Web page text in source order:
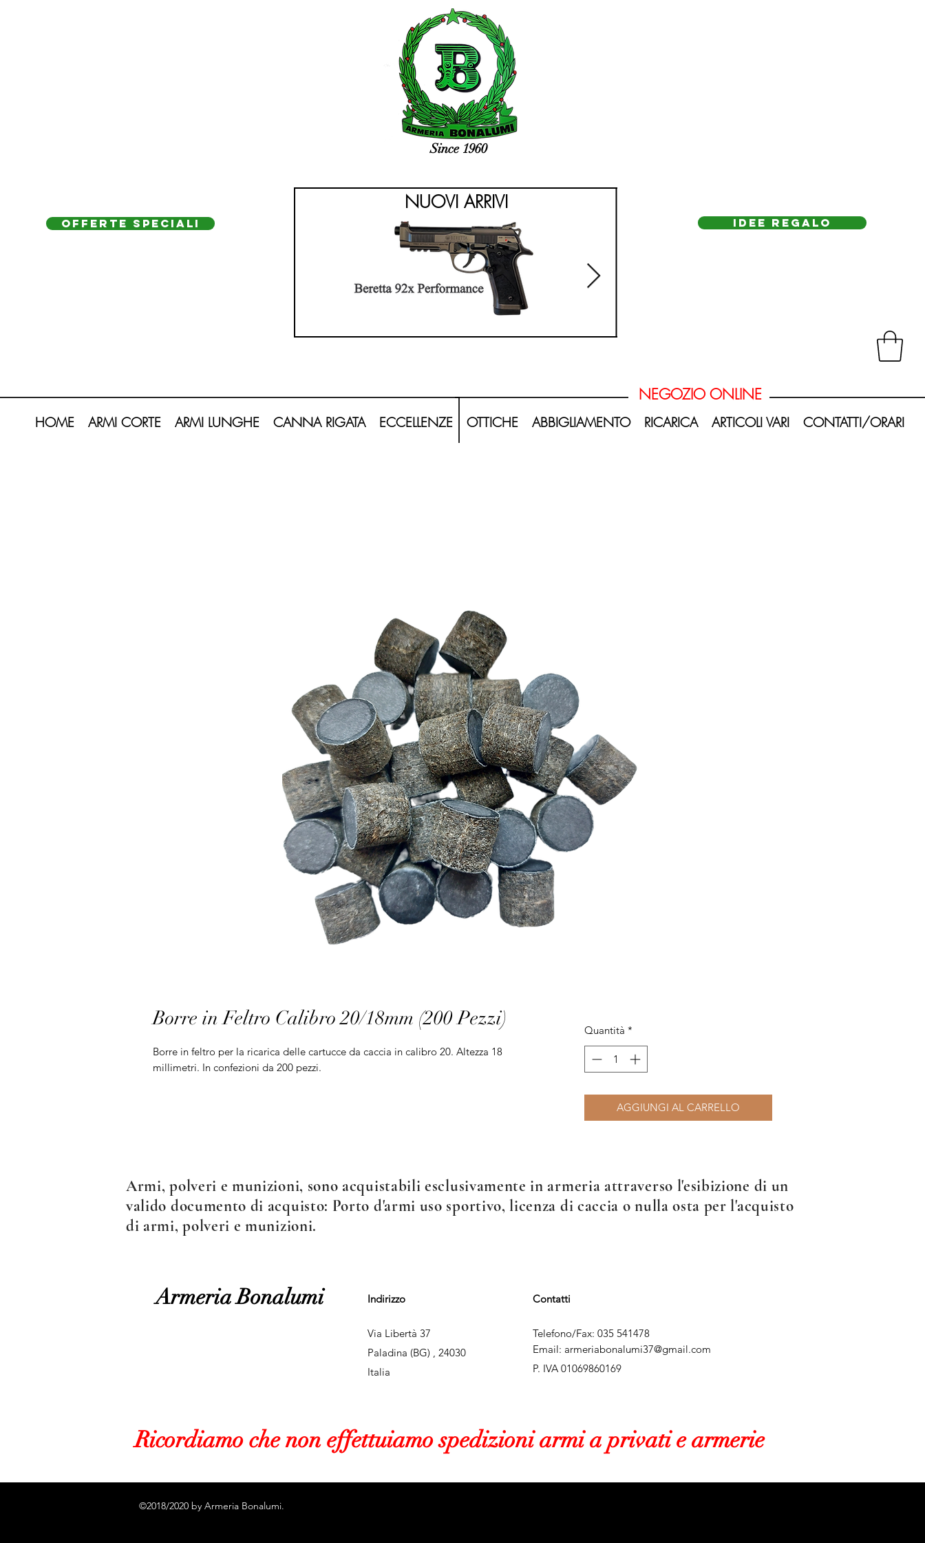
Since 1960
NUOVI ARRIVI
OFFERTE SPECIALI
20251008_181047-Photoroom.png
IDEE REGAlo
NEGOZIO ONLINE
HOME ARMI CORTE ARMI LUNGHE CANNA RIGATA ECCELLENZE OTTICHE ABBIGLIAMENTO RICARICA ARTICOLI VARI CONTATTI/ORARI
Borre in Feltro Calibro 20/18mm (200 Pezzi)
Borre in feltro per la ricarica delle cartucce da caccia in calibro 20. Altezza 18
millimetri. In confezioni da 200 pezzi.
Quantità *
AGGIUNGI AL CARRELLO
Armi, polveri e munizioni, sono acquistabili esclusivamente in armeria attraverso l'esibizione di un
valido documento di acquisto: Porto d'armi uso sportivo, licenza di caccia o nulla osta per l'acquisto
di armi, polveri e munizioni.
Armeria Bonalumi Indirizzo
Via Libertà 37
Paladina (BG) , 24030
Italia
Contatti
Email: armeriabonalumi37@gmail.com
Telefono/Fax: 035 541478
P. IVA 01069860169
Ricordiamo che noneffettuiamo spedizioni armi a privati e armerie
©2018/2020 by Armeria Bonalumi.